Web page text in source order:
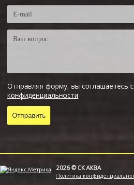
Отправляя форму, вы соглашаетесь с
конфиденциальности
2026 © СК АКВА
Политика